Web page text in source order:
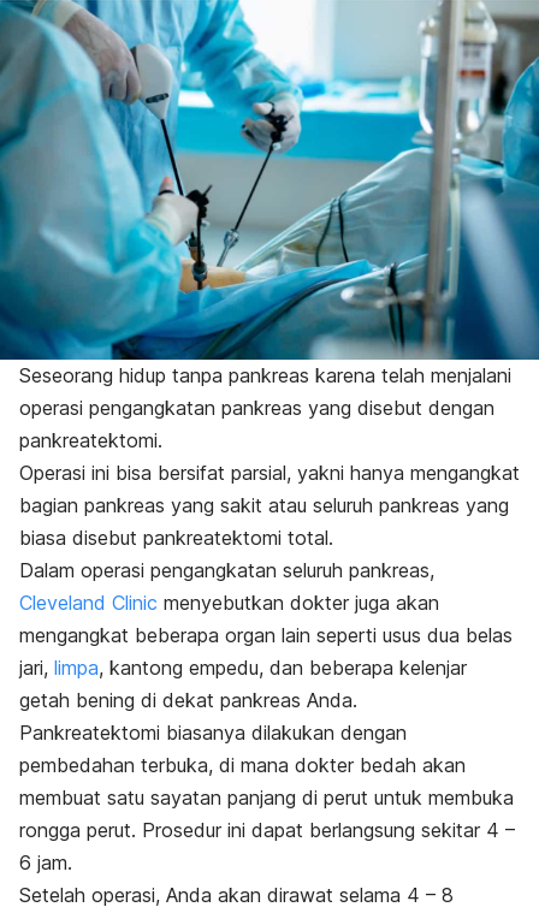
Seseorang hidup tanpa pankreas karena telah menjalani
operasi pengangkatan pankreas yang disebut dengan
pankreatektomi.
Operasi ini bisa bersifat parsial, yakni hanya mengangkat
bagian pankreas yang sakit atau seluruh pankreas yang
biasa disebut pankreatektomi total.
Dalam operasi pengangkatan seluruh pankreas,
Cleveland Clinic menyebutkan dokter juga akan
mengangkat beberapa organ lain seperti usus dua belas
jari, limpa, kantong empedu, dan beberapa kelenjar
getah bening di dekat pankreas Anda.
Pankreatektomi biasanya dilakukan dengan
pembedahan terbuka, di mana dokter bedah akan
membuat satu sayatan panjang di perut untuk membuka
rongga perut. Prosedur ini dapat berlangsung sekitar 4 –
6 jam.
Setelah operasi, Anda akan dirawat selama 4 – 8